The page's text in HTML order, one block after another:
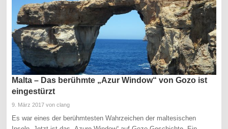
Malta – Das berühmte „Azur Window“ von Gozo ist
eingestürzt
9. März 2017 von clang
Es war eines der berühmtesten Wahrzeichen der maltesischen